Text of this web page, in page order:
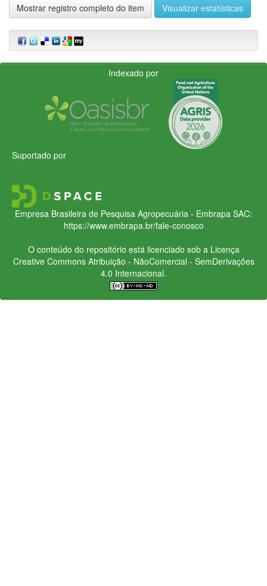
Mostrar registro completo do item Visualizar estatísticas
Indexado por
Suportado por
Empresa Brasileira de Pesquisa Agropecuária - Embrapa SAC:
https://www.embrapa.br/fale-conosco
O conteúdo do repositório está licenciado sob a Licença
Creative CommonsAtribuição - NãoComercial - SemDerivações
4.0 Internacional.